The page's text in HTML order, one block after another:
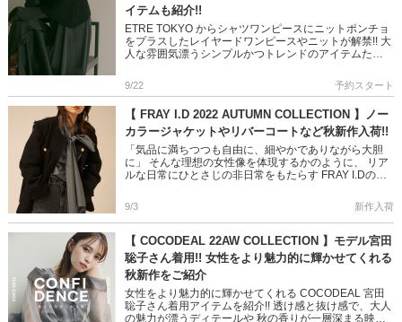
イテムも紹介!!
ETRE TOKYO からシャツワンピースにニットポンチョ
をプラスしたレイヤードワンピースやニットが解禁!! 大
人な雰囲気漂うシンプルかつトレンドのアイテムた
ムばかり 是 […]
9/22 予約スタート
【 FRAY I.D 2022 AUTUMN COLLECTION 】ノー
カラージャケットやリバーコートなど秋新作入荷!!
「気品に満ちつつも自由に、細やかでありながら大胆
に」 そんな理想の女性像を体現するかのように、 リア
ルな日常にひとさじの非日常をもたらす FRAY I.Dの秋
マテリアルの […]
9/3 新作入荷
【 COCODEAL 22AW COLLECTION 】モデル宮田
聡子さん着用!! 女性をより魅力的に輝かせてくれる
秋新作をご紹介
女性をより魅力的に輝かせてくれる COCODEAL 宮田
聡子さん着用アイテムを紹介!! 透け感と抜け感で、大人
の魅力が漂うディテールや 秋の香りが一層深まる映え